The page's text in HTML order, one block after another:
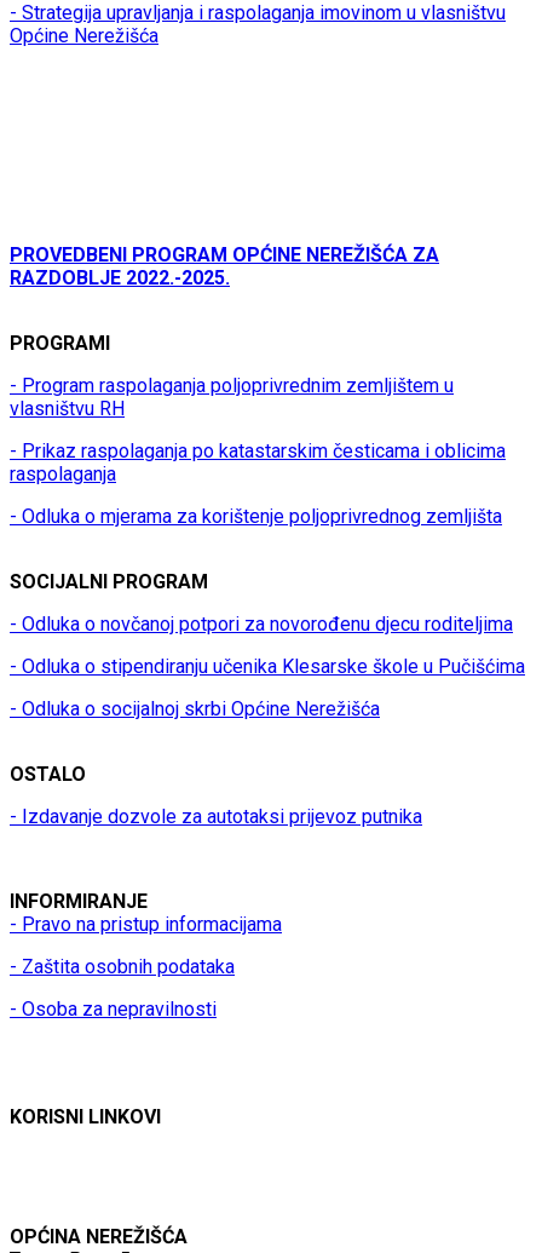
- Strategija upravljanja i raspolaganja imovinom u vlasništvu
Općine Nerežišća
PROVEDBENI PROGRAM OPĆINE NEREŽIŠĆA ZA
RAZDOBLJE 2022.-2025.
PROGRAMI
- Program raspolaganja poljoprivrednim zemljištem u
vlasništvu RH
- Prikaz raspolaganja po katastarskim česticama i oblicima
raspolaganja
- Odluka o mjerama za korištenje poljoprivrednog zemljišta
SOCIJALNI PROGRAM
- Odluka o novčanoj potpori za novorođenu djecu roditeljima
- Odluka o stipendiranju učenika Klesarske škole u Pučišćima
- Odluka o socijalnoj skrbi Općine Nerežišća
OSTALO
- Izdavanje dozvole za autotaksi prijevoz putnika
INFORMIRANJE
- Pravo na pristup informacijama
- Zaštita osobnih podataka
- Osoba za nepravilnosti
KORISNI LINKOVI
OPĆINA NEREŽIŠĆA